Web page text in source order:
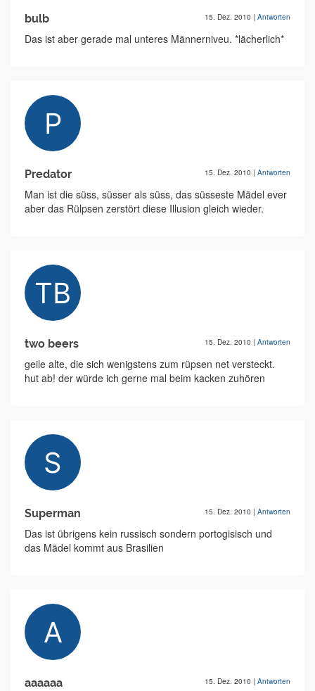
bulb 15. Dez. 2010 | Antworten
Das ist aber gerade mal unteres Männerniveu. *lächerlich*
Predator 15. Dez. 2010 | Antworten
Man ist die süss, süsser als süss, das süsseste Mädel ever
aber das Rülpsen zerstört diese Illusion gleich wieder.
two beers 15. Dez. 2010 | Antworten
geile alte, die sich wenigstens zum rüpsen net versteckt.
hut ab! der würde ich gerne mal beim kacken zuhören
Superman 15. Dez. 2010 | Antworten
Das ist übrigens kein russisch sondern portogisisch und
das Mädel kommt aus Brasilien
aaaaaa 15. Dez. 2010 | Antworten